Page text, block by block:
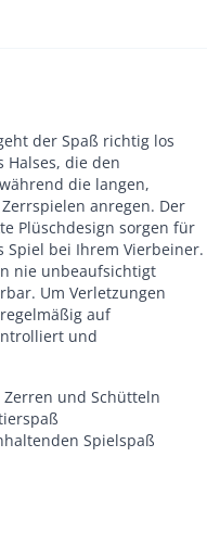
der Spaß richtig los
die den
die langen,
anregen. Der
Plüschdesign sorgen für
Spiel bei Ihrem Vierbeiner.
nie unbeaufsichtigt
Um Verletzungen
auf
und
Zerren und Schütteln
Spielspaß